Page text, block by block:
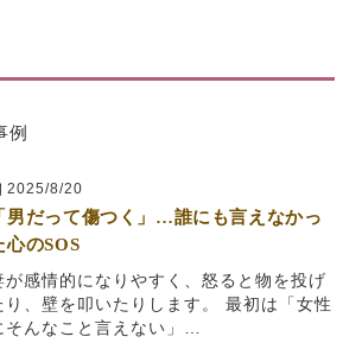
例
2025/8/20
男だって傷つく」…誰にも言えなかっ
心のSOS
が感情的になりやすく、怒ると物を投げ
り、壁を叩いたりします。 最初は「女性
そんなこと言えない」…